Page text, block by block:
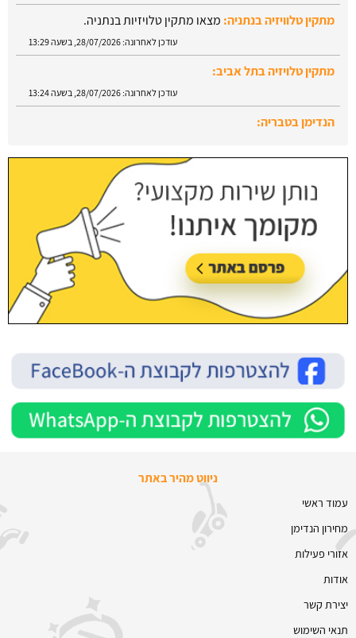
מתקין טלוויזיה בנתניה: מצאו מתקין טלויזיות בנתניה.
עודכן לאחרונה: 28/07/2026, בשעה 13:29
מתקין טלויזיה בתל אביב:
עודכן לאחרונה: 28/07/2026, בשעה 13:24
הנדימן בטבריה:
ניווט מהיר באתר
עמוד ראשי
מחירון הנדימן
אזורי פעילות
אודות
יצירת קשר
תנאי השימוש